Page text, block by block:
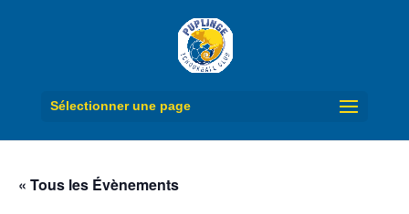
Sélectionner une page
« Tous les Évènements